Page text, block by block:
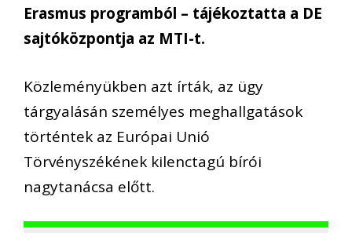
Erasmus programból – tájékoztatta a DE
sajtóközpontja az MTI-t.
Közleményükben azt írták, az ügy
tárgyalásán személyes meghallgatások
történtek az Európai Unió
Törvényszékének kilenctagú bírói
nagytanácsa előtt.